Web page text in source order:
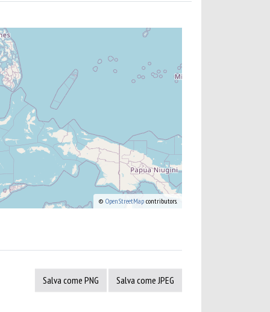
© OpenStreetMap contributors.
Salva come PNG Salva come JPEG